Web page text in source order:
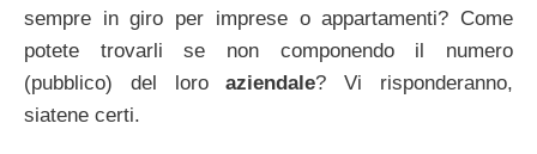
sempre in giro per imprese o appartamenti? Come
potete trovarli se non componendo il numero
(pubblico) del loroaziendale? Vi risponderanno,
siatene certi.